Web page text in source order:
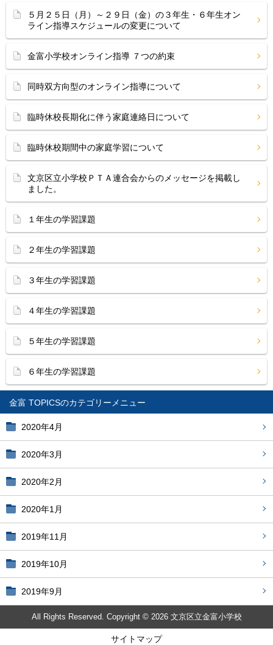
金富 TOPICS
2020年4月
2020年3月
2020年2月
2020年1月
2019年11月
2019年10月
2019年9月
５月２５日（月）～２９日（金）の３年生・６年生オン
ライン指導スケジュールの変更について
金富小学校オンライン指導 ７つの約束
同時双方向型のオンライン指導について
臨時休校長期化に伴う家庭連絡日について
臨時休校期間中の家庭学習について
文京区立小学校ＰＴＡ連合会からのメッセージを掲載し
ました。
１年生の学習課題
２年生の学習課題
３年生の学習課題
４年生の学習課題
５年生の学習課題
６年生の学習課題
All Rights Reserved. Copyright © 2026 文京区立金富小学校
サイトマップ